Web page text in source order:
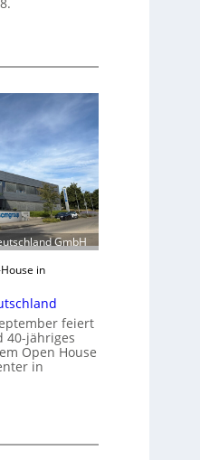
GmbH
in
feiert
40-jähriges
Open House
in